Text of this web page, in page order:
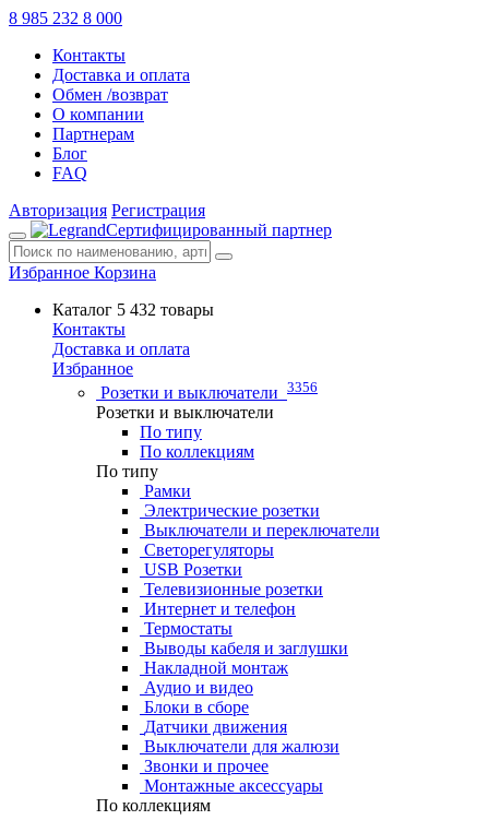
8 985 232 8 000
Контакты
Доставка и оплата
Обмен /возврат
О компании
Партнерам
Блог
FAQ
Авторизация Регистрация
Сертифицированный партнер
Избранное Корзина
Каталог 5 432 товары
Контакты
Доставка и оплата
Избранное
Розетки и выключатели 3356
Розетки и выключатели
По типу
По коллекциям
По типу
Рамки
Электрические розетки
Выключатели и переключатели
Светорегуляторы
USB Розетки
Телевизионные розетки
Интернет и телефон
Термостаты
Выводы кабеля и заглушки
Накладной монтаж
Аудио и видео
Блоки в сборе
Датчики движения
Выключатели для жалюзи
Звонки и прочее
Монтажные аксессуары
По коллекциям